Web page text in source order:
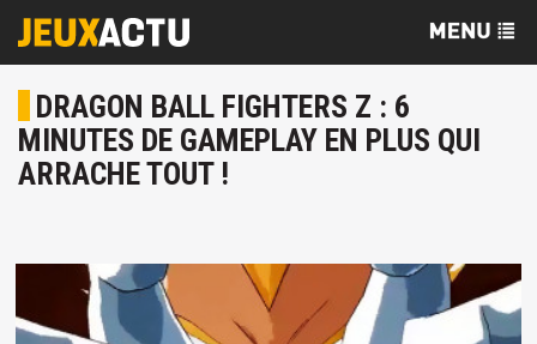
DRAGON BALL FIGHTERS Z : 6
MINUTES DE GAMEPLAY EN PLUS QUI
ARRACHE TOUT !